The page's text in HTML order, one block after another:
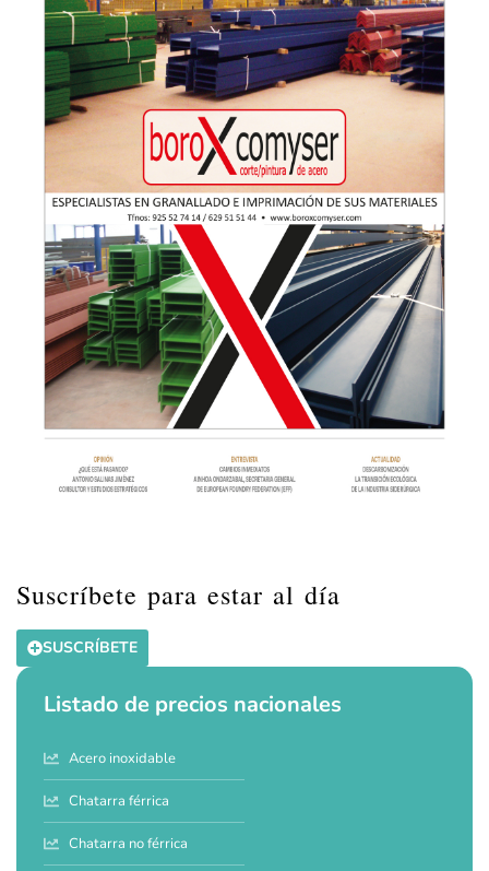
Suscríbete para estar al día
SUSCRÍBETE
Listado de precios nacionales
Acero inoxidable
Chatarra férrica
Chatarra no férrica